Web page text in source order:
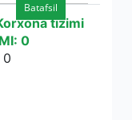
Batafsil
tizimi
0
0